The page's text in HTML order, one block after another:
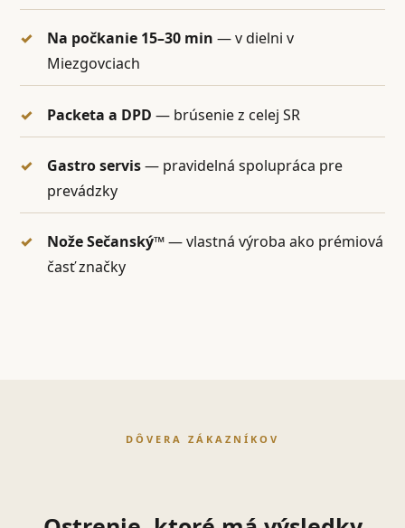
Na počkanie 15–30 min — v dielni v
Miezgovciach
Packeta a DPD — brúsenie z celej SR
Gastro servis— pravidelná spolupráca pre
prevádzky
Nože Sečanský™— vlastná výroba ako prémiová
časť značky
DÔVERA ZÁKAZNÍKOV